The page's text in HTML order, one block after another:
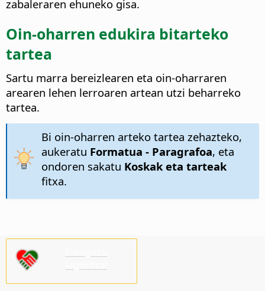
zabaleraren ehuneko gisa.
Oin-oharren edukira bitarteko
tartea
Sartu marra bereizlearen eta oin-oharraren
arearen lehen lerroaren artean utzi beharreko
tartea.
Bi oin-oharren arteko tartea zehazteko,
aukeratu Formatua - Paragrafoa, eta
ondoren sakatu Koskak eta tarteak
fitxa.